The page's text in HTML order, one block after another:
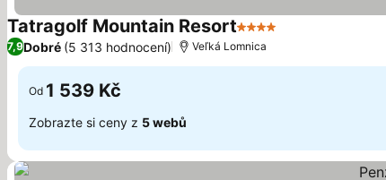
Tatragolf Mountain Resort4 Počet hvězdiček
7,9Dobré (5 313 hodnocení) Veľká Lomnica
Od 1 539 Kč
Zobrazte si ceny z 5 webů